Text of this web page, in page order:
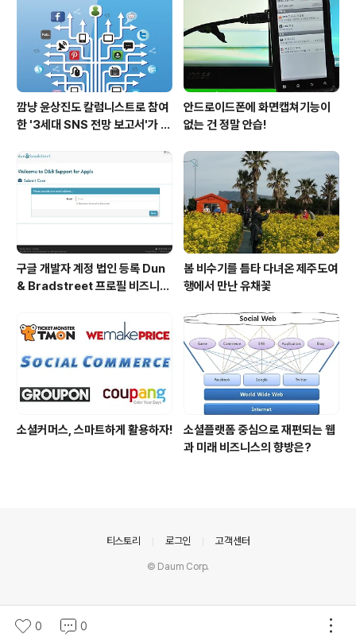
깜냥 윤상진도 칼럼니스트로 참여
한 '3세대 SNS 전망 보고서'가 발
안드로이드폰에 화면캡쳐기능이
없는 건 정말 안습!
구글 개발자 계정 법인 등록 Dun
& Bradstreet 프로필 비즈니스
봄 비수기를 틈타 다녀온 제주도여
행에서 만난 유채꽃
소셜커머스, 스마트하게 활용하자!
소셜플랫폼 중심으로 재편되는 웹
과 미래 비즈니스의 향방은?
0 0
티스토리 로그인 고객센터
© Daum Corp.